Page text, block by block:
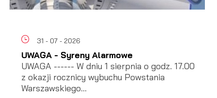
31 - 07 - 2026
UWAGA - Syreny Alarmowe
UWAGA ------ W dniu 1 sierpnia o godz. 17.00
z okazji rocznicy wybuchu Powstania
Warszawskiego...